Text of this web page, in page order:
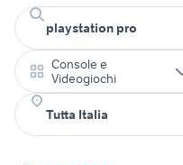
Console e
Videogiochi